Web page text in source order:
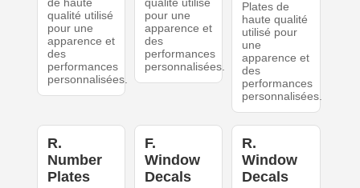
qualité utilisé
pour une
apparence et
des
performances
personnalisées.
pour une
apparence et
des
performances
personnalisées.
Plates de
haute qualité
utilisé pour
une
apparence et
des
performances
personnalisées.
R.
Number
Plates
F.
Window
Decals
R.
Window
Decals